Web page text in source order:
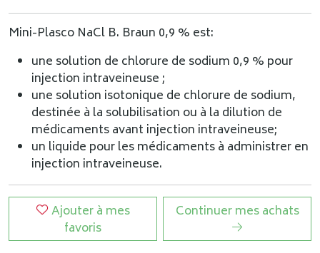
Mini-Plasco NaCl B. Braun 0,9 % est:
une solution de chlorure de sodium 0,9 % pour
injection intraveineuse ;
une solution isotonique de chlorure de sodium,
destinée à la solubilisation ou à la dilution de
médicaments avant injection intraveineuse;
un liquide pour les médicaments à administrer en
injection intraveineuse.
Ajouter à mes
favoris
Continuer mes achats